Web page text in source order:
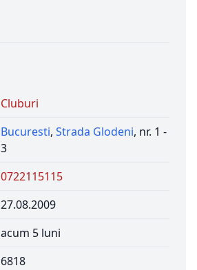
Cluburi
Bucuresti, Strada Glodeni, nr. 1 -
3
0722115115
27.08.2009
acum 5 luni
6818